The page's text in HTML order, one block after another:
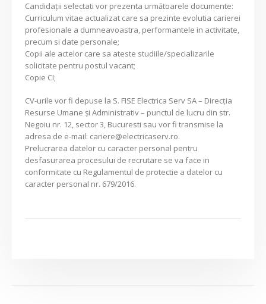
Candidaţii selectati vor prezenta următoarele documente:
Curriculum vitae actualizat care sa prezinte evolutia carierei
profesionale a dumneavoastra, performantele in activitate,
precum si date personale;
Copii ale actelor care sa ateste studiile/specializarile
solicitate pentru postul vacant;
Copie CI;
CV-urile vor fi depuse la S. FISE Electrica Serv SA – Direcția
Resurse Umane și Administrativ – punctul de lucru din str.
Negoiu nr. 12, sector 3, Bucuresti sau vor fi transmise la
adresa de e-mail: cariere@electricaserv.ro.
Prelucrarea datelor cu caracter personal pentru
desfasurarea procesului de recrutare se va face in
conformitate cu Regulamentul de protectie a datelor cu
caracter personal nr. 679/2016.